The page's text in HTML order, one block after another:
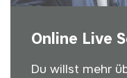
Online Live
Du willst mehr